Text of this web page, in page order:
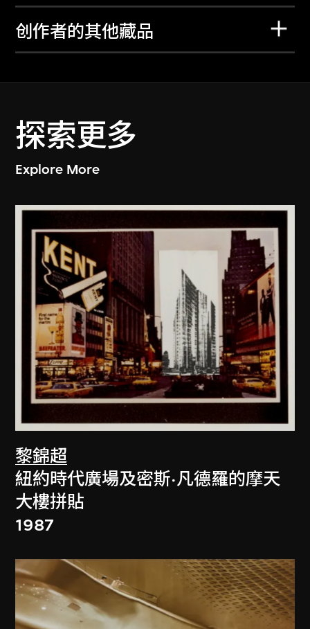
创作者的其他藏品
探索更多
Explore More
黎錦超
紐約時代廣場及密斯·凡德羅的摩天
大樓拼貼
1987